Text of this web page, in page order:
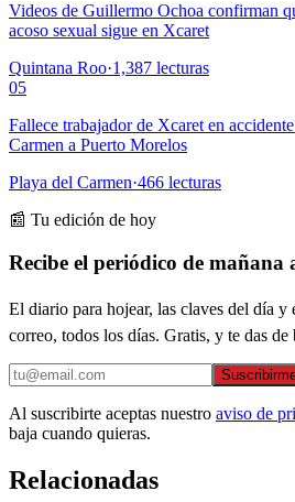
Videos de Guillermo Ochoa confirman
acoso sexual sigue en Xcaret
Quintana Roo·1,387 lecturas
05
Fallece trabajador de Xcaret en
Carmen a Puerto Morelos
Playa del Carmen·466 lecturas
📰 Tu edición de hoy
Recibe el periódico de mañana
El diario para hojear, las claves del día
correo, todos los días. Gratis, y te das
Al suscribirte aceptas nuestro aviso de
baja cuando quieras.
Relacionadas